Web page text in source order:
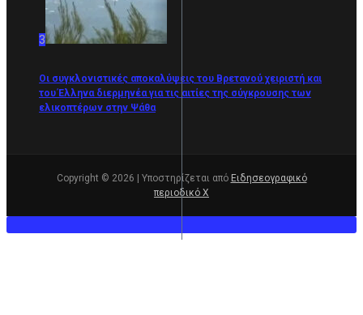
3
Οι συγκλονιστικές αποκαλύψεις του Βρετανού χειριστή και
του Έλληνα διερμηνέα για τις αιτίες της σύγκρουσης των
ελικοπτέρων στην Ψάθα
Copyright © 2026 | Υποστηρίζεται από Ειδησεογραφικό
περιοδικό Χ